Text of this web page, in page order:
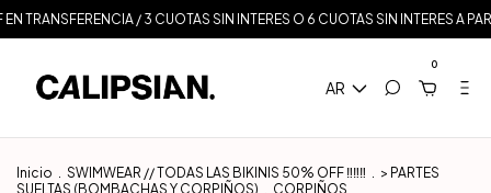
/ 3 CUOTAS SIN INTERES O 6 CUOTAS SIN INTERES A PARTIR
AR
0
Inicio . SWIMWEAR // TODAS LAS BIKINIS 50% OFF ‼️‼️‼️ . > PARTES
SUELTAS (BOMBACHAS Y CORPIÑOS) . CORPIÑOS